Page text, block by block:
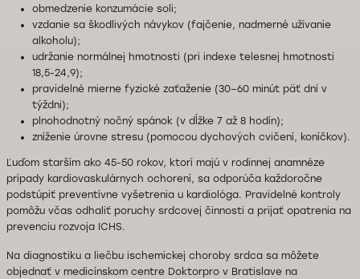
obmedzenie konzumácie soli;
vzdanie sa škodlivých návykov (fajčenie, nadmerné užívanie
alkoholu);
udržanie normálnej hmotnosti (pri indexe telesnej hmotnosti
18,5-24,9);
pravidelné mierne fyzické zaťaženie (30–60 minút päť dní v
týždni);
plnohodnotný nočný spánok (v dĺžke 7 až 8 hodín);
zníženie úrovne stresu (pomocou dychových cvičení, koníčkov).
Ľuďom starším ako 45-50 rokov, ktorí majú v rodinnej anamnéze
prípady kardiovaskulárnych ochorení, sa odporúča každoročne
podstúpiť preventívne vyšetrenia u kardiológa. Pravidelné kontroly
pomôžu včas odhaliť poruchy srdcovej činnosti a prijať opatrenia na
prevenciu rozvoja ICHS.
Na diagnostiku a liečbu ischemickej choroby srdca sa môžete
objednať v medicínskom centre Doktorpro v Bratislave na